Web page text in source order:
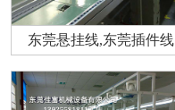
东莞悬挂线,东莞插件线